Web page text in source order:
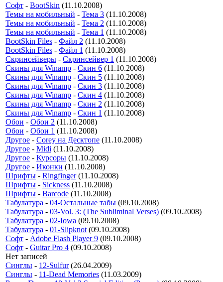
Софт - BootSkin (11.10.2008)
Темы на мобильный - Тема 3 (11.10.2008)
Темы на мобильный - Тема 2 (11.10.2008)
Темы на мобильный - Тема 1 (11.10.2008)
BootSkin Files - Файл 2 (11.10.2008)
BootSkin Files - Файл 1 (11.10.2008)
Скринсейверы - Скринсейвер 1 (11.10.2008)
Скины для Winamp - Скин 6 (11.10.2008)
Скины для Winamp - Скин 5 (11.10.2008)
Скины для Winamp - Скин 3 (11.10.2008)
Скины для Winamp - Скин 4 (11.10.2008)
Скины для Winamp - Скин 2 (11.10.2008)
Скины для Winamp - Скин 1 (11.10.2008)
Обои - Обои 2 (11.10.2008)
Обои - Обои 1 (11.10.2008)
Другое - Corey на Десктопе (11.10.2008)
Другое - Midi (11.10.2008)
Другое - Курсоры (11.10.2008)
Другое - Иконки (11.10.2008)
Шрифты - Ringfinger(11.10.2008)
Шрифты - Sickness (11.10.2008)
Шрифты - Barcode (11.10.2008)
Табулатура - 04-Остальные табы (09.10.2008)
Табулатура - 03-Vol. 3: (The Subliminal Verses) (09.10.2008)
Табулатура - 02-Iowa (09.10.2008)
Табулатура - 01-Slipknot (09.10.2008)
Софт - Adobe Flash Player 9 (09.10.2008)
Софт - Guitar Pro 4 (09.10.2008)
Нет записей
Синглы - 12-Sulfur(26.04.2009)
Синглы - 11-Dead Memories (11.03.2009)